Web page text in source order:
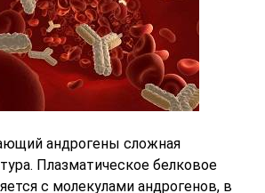
андрогены сложная
Плазматическое белковое
с молекулами андрогенов, в